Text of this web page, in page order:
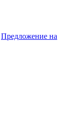
Предложение на